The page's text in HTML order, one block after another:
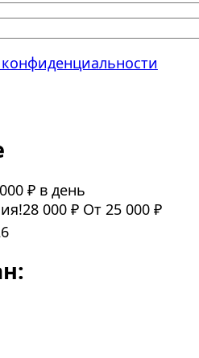
₽ в день
28 000 ₽ От 25 000 ₽